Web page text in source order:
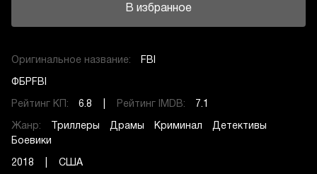
В избранное
Оригинальное название: FBI
ФБРFBI
Рейтинг КП: 6.8 | Рейтинг IMDB: 7.1
Жанр: Триллеры Драмы Криминал
Детективы
Боевики
2018 | США